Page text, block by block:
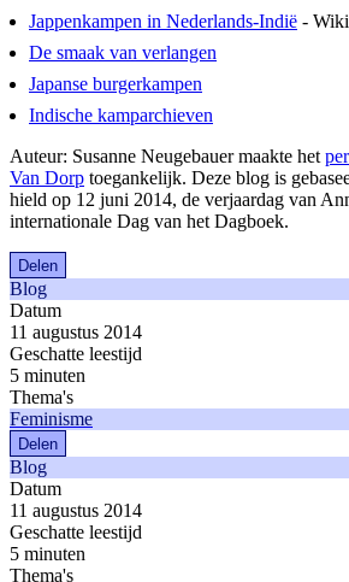
Jappenkampen in Nederlands-Indië -
De smaak van verlangen
Japanse burgerkampen
Indische kamparchieven
Auteur: Susanne Neugebauer maakte het
Van Dorp toegankelijk. Deze blog is
hield op 12 juni 2014, de verjaardag van
internationale Dag van het Dagboek.
Delen
Blog
Datum
11 augustus 2014
Geschatte leestijd
5 minuten
Thema's
Feminisme
Delen
Blog
Datum
11 augustus 2014
Geschatte leestijd
5 minuten
Thema's